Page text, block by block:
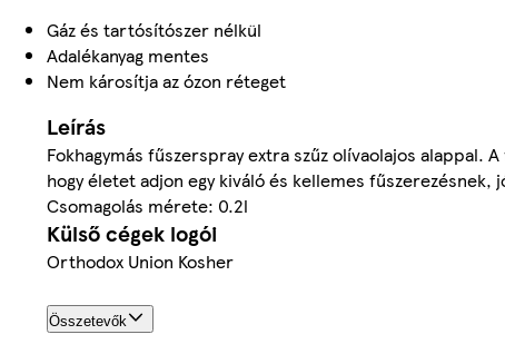
Gáz és tartósítószer nélkül
Adalékanyag mentes
Nem károsítja az ózon réteget
Leírás
Fokhagymás fűszerspray extra szűz olívaolajos alappal.
hogy életet adjon egy kiváló és kellemes fűszerezésnek,
Csomagolás mérete: 0.2l
Külső cégek logói
Orthodox Union Kosher
Összetevők